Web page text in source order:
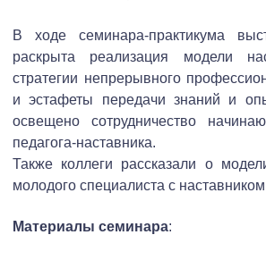
В ходе семинара-практикума
раскрыта реализация модели
стратегии непрерывного
и эстафеты передачи знаний и
освещено сотрудничество
педагога-наставника.
Также коллеги рассказали о
молодого специалиста с
Материалы семинара: